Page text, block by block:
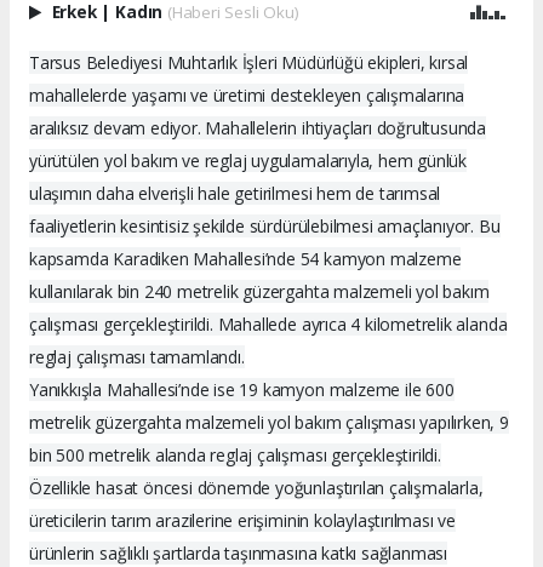
Erkek Kadın (Haberi Sesli Oku)
Tarsus Belediyesi Muhtarlık İşleri Müdürlüğü ekipleri, kırsal
mahallelerde yaşamı ve üretimi destekleyen çalışmalarına
aralıksız devam ediyor. Mahallelerin ihtiyaçları doğrultusunda
yürütülen yol bakım ve reglaj uygulamalarıyla, hem günlük
ulaşımın daha elverişli hale getirilmesi hem de tarımsal
faaliyetlerin kesintisiz şekilde sürdürülebilmesi amaçlanıyor. Bu
kapsamda Karadiken Mahallesi’nde 54 kamyon malzeme
kullanılarak bin 240 metrelik güzergahta malzemeli yol bakım
çalışması gerçekleştirildi. Mahallede ayrıca 4 kilometrelik alanda
reglaj çalışması tamamlandı.
Yanıkkışla Mahallesi’nde ise 19 kamyon malzeme ile 600
metrelik güzergahta malzemeli yol bakım çalışması yapılırken, 9
bin 500 metrelik alanda reglaj çalışması gerçekleştirildi.
Özellikle hasat öncesi dönemde yoğunlaştırılan çalışmalarla,
üreticilerin tarım arazilerine erişiminin kolaylaştırılması ve
ürünlerin sağlıklı şartlarda taşınmasına katkı sağlanması